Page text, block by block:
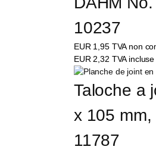
10237
EUR 1,95 TVA non
EUR 2,32 TVA incluse
Taloche a
x 105
11787